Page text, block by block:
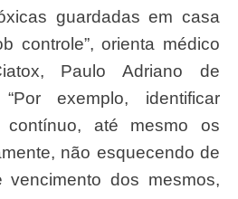
guardadas em casa
controle”, orienta médico
Paulo Adriano de
exemplo, identificar
até mesmo os
não esquecendo de
dos mesmos,